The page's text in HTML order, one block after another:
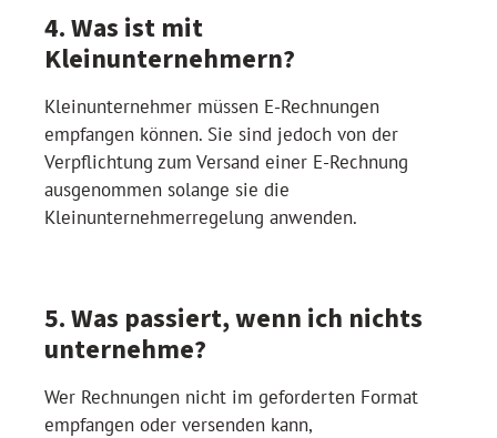
4. Was ist mit
Kleinunternehmern?
Kleinunternehmer müssen E-Rechnungen
empfangen können. Sie sind jedoch von der
Verpflichtung zum Versand einer E-Rechnung
ausgenommen solange sie die
Kleinunternehmerregelung anwenden.
5. Was passiert, wenn ich nichts
unternehme?
Wer Rechnungen nicht im geforderten Format
empfangen oder versenden kann,